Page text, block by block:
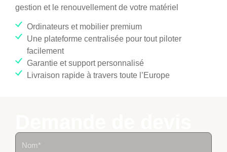
gestion et le renouvellement de votre matériel
Ordinateurs et mobilier premium
Une plateforme centralisée pour tout piloter
facilement
Garantie et support personnalisé
Livraison rapide à travers toute l’Europe